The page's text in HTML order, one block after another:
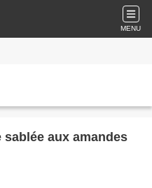
MENU
aux amandes